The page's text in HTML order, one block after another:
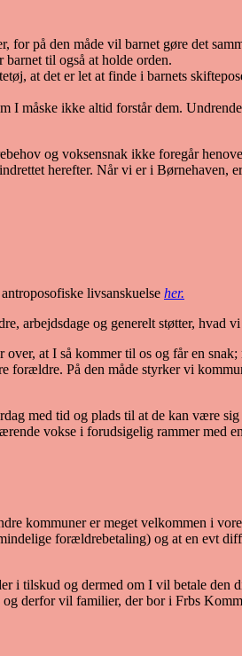
for på den måde vil barnet gøre det
til også at holde orden.
at det er let at finde i barnets
I måske ikke altid forstår dem.
og voksensnak ikke foregår
herefter. Når vi er i
livsanskuelse her.
arbejdsdage og generelt støtter, hvad vi
at I så kommer til os og får en
forældre. På den måde styrker vi
med tid og plads til at de kan være
vokse i forudsigelig rammer med
kommuner er meget velkommen i
forældrebetaling) og at en evt
i tilskud og dermed om I vil betale
derfor vil familier, der bor i Frbs